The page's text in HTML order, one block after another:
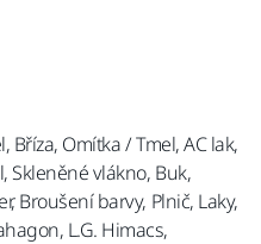
Bříza, Omítka / Tmel, AC lak,
Skleněné vlákno, Buk,
Broušení barvy, Plnič, Laky,
L.G. Himacs,